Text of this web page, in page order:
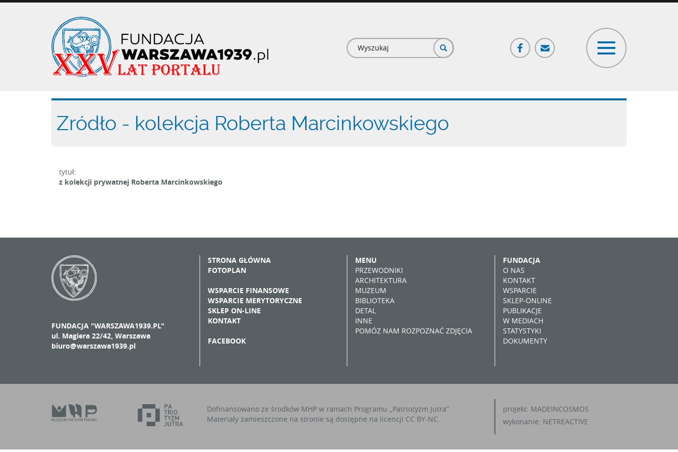
Formularz FacebookPoczta
Zródło - kolekcja Roberta Marcinkowskiego
tytuł:
z kolekcji prywatnej Roberta Marcinkowskiego
FUNDACJA "WARSZAWA1939.PL"
ul. Magiera 22/42, Warszawa
biuro@warszawa1939.pl
STRONA GŁÓWNA
FOTOPLAN
WSPARCIE FINANSOWE
WSPARCIE MERYTORYCZNE
SKLEP ON-LINE
KONTAKT
FACEBOOK
MENU
PRZEWODNIKI
ARCHITEKTURA
MUZEUM
BIBLIOTEKA
DETAL
INNE
POMÓŻ NAM ROZPOZNAĆ ZDJĘCIA
FUNDACJA
O NAS
KONTAKT
WSPARCIE
SKLEP-ONLINE
PUBLIKACJE
W MEDIACH
STATYSTYKI
DOKUMENTY
Dofinansowano ze środków MHP w ramach Programu „Patriotyzm Jutra”.
Materiały zamieszczone na stronie są dostępne na licencji CC BY-NC.
projekt: MADEINCOSMOS
wykonanie: NETREACTIVE